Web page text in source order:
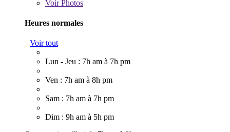
VoirPhotos
Heures normales
Voir tout
Lun - Jeu : 7h am à 7h pm
Ven : 7h am à 8h pm
Sam : 7h am à 7h pm
Dim : 9h am à 5h pm